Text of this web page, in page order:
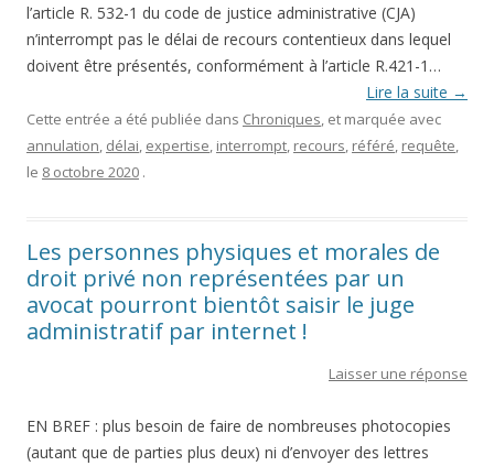
l’article R. 532-1 du code de justice administrative (CJA)
n’interrompt pas le délai de recours contentieux dans lequel
doivent être présentés, conformément à l’article R.421-1…
Lire la suite →
Cette entrée a été publiée dans Chroniques, et marquée avec
annulation, délai, expertise, interrompt, recours, référé, requête,
le 8 octobre 2020 .
Les personnes physiques et morales de
droit privé non représentées par un
avocat pourront bientôt saisir le juge
administratif par internet !
Laisser une réponse
EN BREF : plus besoin de faire de nombreuses photocopies
(autant que de parties plus deux) ni d’envoyer des lettres